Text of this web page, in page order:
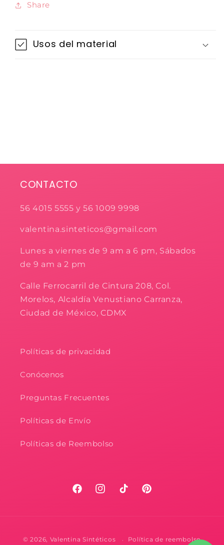
Share
Usos del material
CONTACTO
56 4015 5555 y 56 1009 9998
valentina.sinteticos@gmail.com
Lunes a viernes de 9 am a 6 pm, Sábados
de 9 am a 2 pm
Calle Ferrocarril de Cintura 208, Col.
Morelos, Alcaldía Venustiano Carranza,
Ciudad de México, CDMX
Políticas de privacidad
Conócenos
Preguntas Frecuentes
Políticas de Envío
Políticas de Reembolso
FacebookInstagramTikTokPinterest
© 2026, Valentina Sintéticos Política de reembolso